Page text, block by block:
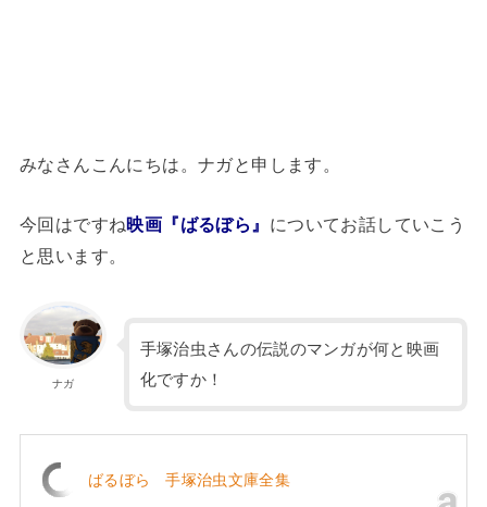
みなさんこんにちは。ナガと申します。
今回はですね映画『ばるぼら』 についてお話していこう
と思います。
ナガ
手塚治虫さんの伝説のマンガが何と映画
化ですか！
ばるぼら 手塚治虫文庫全集